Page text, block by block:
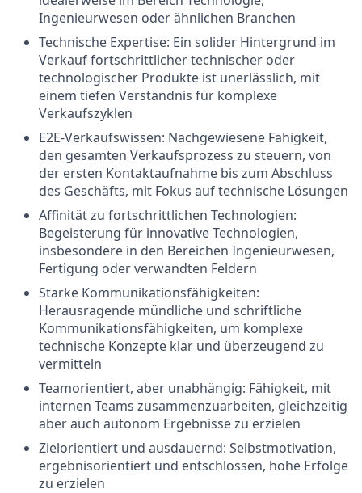
Ingenieurwesen oder ähnlichen Branchen
Technische Expertise: Ein solider Hintergrund im
Verkauf fortschrittlicher technischer oder
technologischer Produkte ist unerlässlich, mit
einem tiefen Verständnis für komplexe
Verkaufszyklen
E2E-Verkaufswissen: Nachgewiesene Fähigkeit,
den gesamten Verkaufsprozess zu steuern, von
der ersten Kontaktaufnahme bis zum Abschluss
des Geschäfts, mit Fokus auf technische Lösungen
Affinität zu fortschrittlichen Technologien:
Begeisterung für innovative Technologien,
insbesondere in den Bereichen Ingenieurwesen,
Fertigung oder verwandten Feldern
Starke Kommunikationsfähigkeiten:
Herausragende mündliche und schriftliche
Kommunikationsfähigkeiten, um komplexe
technische Konzepte klar und überzeugend zu
vermitteln
Teamorientiert, aber unabhängig: Fähigkeit, mit
internen Teams zusammenzuarbeiten, gleichzeitig
aber auch autonom Ergebnisse zu erzielen
Zielorientiert und ausdauernd: Selbstmotivation,
ergebnisorientiert und entschlossen, hohe Erfolge
zu erzielen